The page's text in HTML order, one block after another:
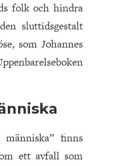
folk och hindra
sluttidsgestalt
som Johannes
människa” finns
ett avfall som